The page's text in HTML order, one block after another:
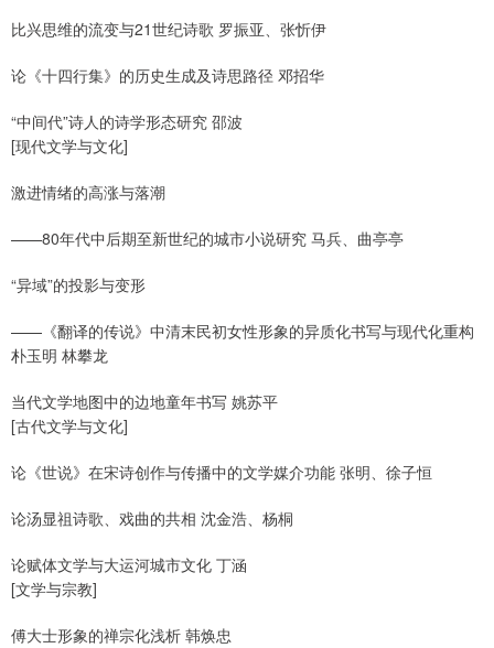
比兴思维的流变与21世纪诗歌 罗振亚、张忻伊
论《十四行集》的历史生成及诗思路径 邓招华
“中间代”诗人的诗学形态研究 邵波
[现代文学与文化]
激进情绪的高涨与落潮
——80年代中后期至新世纪的城市小说研究 马兵、曲亭亭
“异域”的投影与变形
——《翻译的传说》中清末民初女性形象的异质化书写与现代化重构
朴玉明 林攀龙
当代文学地图中的边地童年书写 姚苏平
[古代文学与文化]
论《世说》在宋诗创作与传播中的文学媒介功能 张明、徐子恒
论汤显祖诗歌、戏曲的共相 沈金浩、杨桐
论赋体文学与大运河城市文化 丁涵
[文学与宗教]
傅大士形象的禅宗化浅析 韩焕忠